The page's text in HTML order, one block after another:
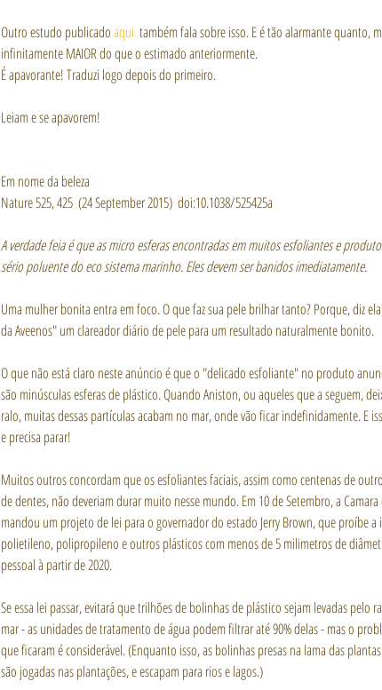
Outro estudo publicado aqui
também fala sobre isso. E é tão alarmante
infinitamente MAIOR do que o estimado anteriormente.
É apavorante! Traduzi logo depois do primeiro.
Leiam e se apavorem!
Em nome da beleza
Nature 525, 425  (24 September 2015)  doi:10.1038/525425a
A verdade feia é que as micro esferas encontradas em muitos esfoliantes e
sério poluente do eco sistema marinho. Eles devem ser banidos imediatamente.
Uma mulher bonita entra em foco. O que faz sua pele brilhar tanto? Porque, diz
da Aveenos" um clareador diário de pele para um resultado naturalmente bonito.
O que não está claro neste anúncio é que o "delicado esfoliante" no produto
são minúsculas esferas de plástico. Quando Aniston, ou aqueles que a seguem,
ralo, muitas dessas partículas acabam no mar, onde vão ficar indefinidamente. E
e precisa parar!
Muitos outros concordam que os esfoliantes faciais, assim como centenas de
de dentes, não deveriam durar muito nesse mundo. Em 10 de Setembro, a
mandou um projeto de lei para o governador do estado Jerry Brown, que proíbe a
polietileno, polipropileno e outros plásticos com menos de 5 milimetros de
pessoal à partir de 2020.
Se essa lei passar, evitará que trilhões de bolinhas de plástico sejam levadas pelo
mar - as unidades de tratamento de água podem filtrar até 90% delas - mas o
que ficaram é considerável. (Enquanto isso, as bolinhas presas na lama das
são jogadas nas plantações, e escapam para rios e lagos.)